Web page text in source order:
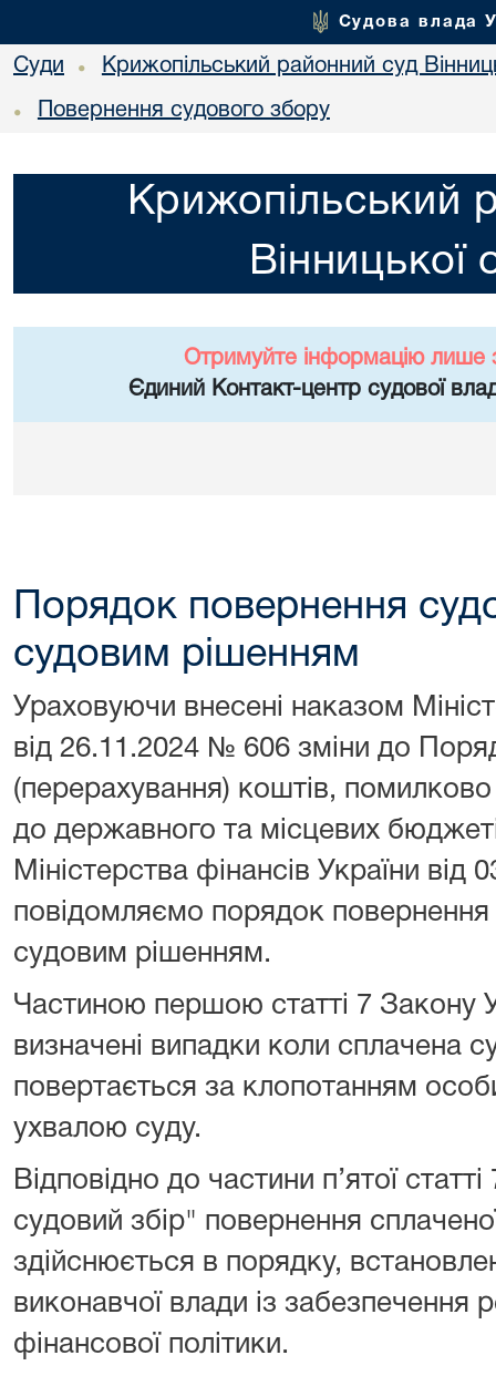
Судова влада
Суди • Крижопільський районний суд
• Повернення судового збору
Крижопільський
Вінницької
Отримуйте інформацію лише
Єдиний Контакт-центр судової
Порядок повернення
судовим рішенням
Ураховуючи внесені наказом
від 26.11.2024 № 606 зміни до
(перерахування) коштів,
до державного та місцевих
Міністерства фінансів України
повідомляємо порядок повернення
судовим рішенням.
Частиною першою статті 7 Закону
визначені випадки коли сплачена
повертається за клопотанням
ухвалою суду.
Відповідно до частини п’ятої
судовий збір" повернення
здійснюється в порядку,
виконавчої влади із забезпечення
фінансової політики.